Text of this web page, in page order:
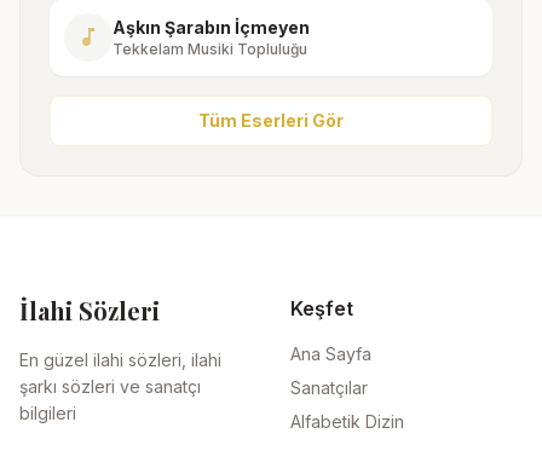
music_note Aşkın Şarabın İçmeyen
Tekkelam Musiki Topluluğu
Tüm Eserleri Gör
İlahi Sözleri
En güzel ilahi sözleri, ilahi
şarkı sözleri ve sanatçı
bilgileri
Keşfet
Ana Sayfa
Sanatçılar
Alfabetik Dizin